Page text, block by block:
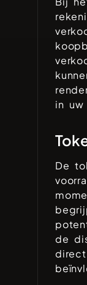
in
De
de